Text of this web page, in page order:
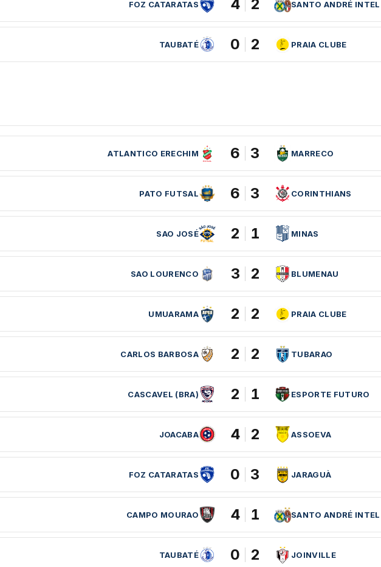
FOZ CATARATAS 4 2 SANTO ANDRÉ
TAUBATÉ 0 2 PRAIA CLUBE
ATLANTICO ERECHIM 6 3 MARRECO
PATO FUTSAL 6 3 CORINTHIANS
SAO JOSÉ 2 1 MINAS
SAO LOURENCO 3 2 BLUMENAU
UMUARAMA 2 2 PRAIA CLUBE
CARLOS BARBOSA 2 2 TUBARAO
CASCAVEL (BRA) 2 1 ESPORTE FUTURO
JOACABA 4 2 ASSOEVA
FOZ CATARATAS 0 3 JARAGUÀ
CAMPO MOURAO 4 1 SANTO ANDRÉ
TAUBATÉ 0 2 JOINVILLE